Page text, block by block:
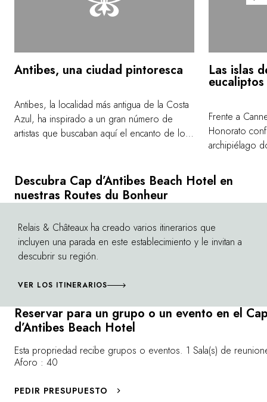
Descubra Cap d’Antibes Beach Hotel en
nuestras Routes du Bonheur
Relais & Châteaux ha creado varios itinerarios que
incluyen una parada en este establecimiento y le invitan a
descubrir su región.
VER LOS ITINERARIOS
Reservar para un grupo o un evento en el
d’Antibes Beach Hotel
Esta propriedad recibe grupos o eventos. 1 Sala(s) de
Aforo : 40
PEDIR PRESUPUESTO
Antibes, una ciudad pintoresca
Antibes, la localidad más antigua de la Costa
Azul, ha inspirado a un gran número de
artistas que buscaban aquí el encanto de los
visitante curioso presentando su Fuerte
Cuadrado, su Puerta marina, las murallas y su
puerto Vauban. El alma provenzal también se
encuentra presente en los mercados de la
ciudad, donde las frutas y verduras bañadas
por el sol nos hacen entornar los ojos.
Piérdase por las calles de esta pintoresca
dan rienda suelta a su expresión en las
terrazas de los cafés, embriáguese con los
perfumes de las flores que adornan la
ciudad... ¡Está en La Provenza!
Las islas
eucaliptos
Frente a
Honorato
archipiélago
aguas
isla de Santa
alberga el
encarcelado
nacional de
que, en la
se efectúa
Golfe-Juan.